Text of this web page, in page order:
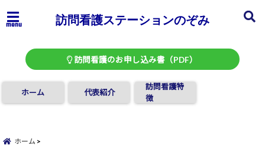
menu 訪問看護ステーションのぞみ
訪問看護のお申し込み書（PDF）
ホーム 代表紹介
訪問看護特
徴
ホーム